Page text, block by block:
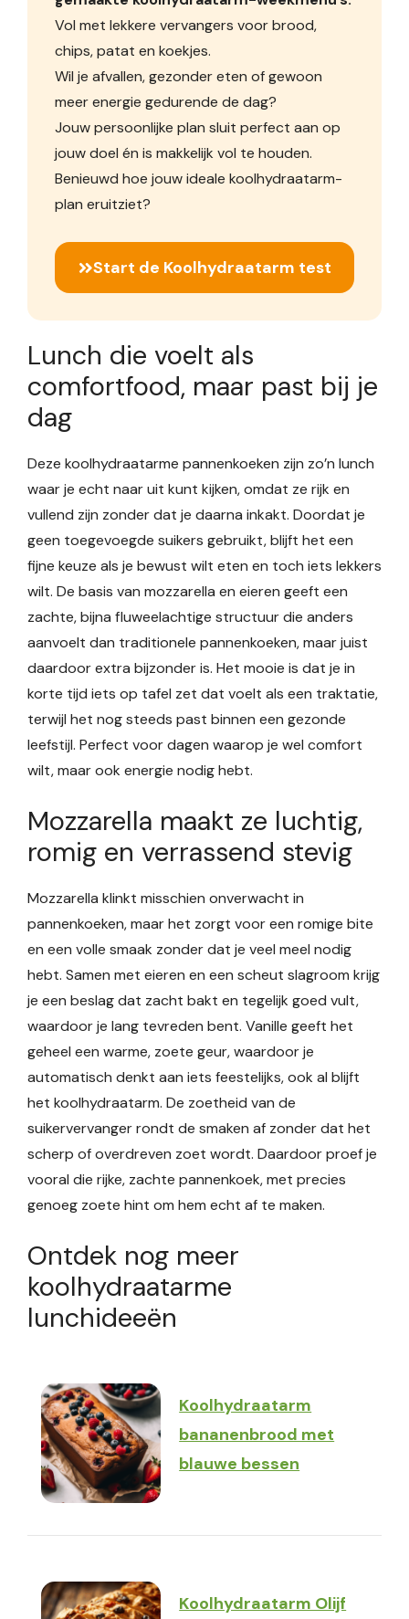
Vol met lekkere vervangers voor brood,
chips, patat en koekjes.
Wil je afvallen, gezonder eten of gewoon
meer energie gedurende de dag?
Jouw persoonlijke plan sluit perfect aan op
jouw doel én is makkelijk vol te houden.
Benieuwd hoe jouw ideale koolhydraatarm-
plan eruitziet?
Start de Koolhydraatarm test
Lunch die voelt als
comfortfood, maar past bij je
dag
Deze koolhydraatarme pannenkoeken zijn zo’n lunch
waar je echt naar uit kunt kijken, omdat ze rijk en
vullend zijn zonder dat je daarna inkakt. Doordat je
geen toegevoegde suikers gebruikt, blijft het een
fijne keuze als je bewust wilt eten en toch iets lekkers
wilt. De basis van mozzarella en eieren geeft een
zachte, bijna fluweelachtige structuur die anders
aanvoelt dan traditionele pannenkoeken, maar juist
daardoor extra bijzonder is. Het mooie is dat je in
korte tijd iets op tafel zet dat voelt als een traktatie,
terwijl het nog steeds past binnen een gezonde
leefstijl. Perfect voor dagen waarop je wel comfort
wilt, maar ook energie nodig hebt.
Mozzarella maakt ze luchtig,
romig en verrassend stevig
Mozzarella klinkt misschien onverwacht in
pannenkoeken, maar het zorgt voor een romige bite
en een volle smaak zonder dat je veel meel nodig
hebt. Samen met eieren en een scheut slagroom krijg
je een beslag dat zacht bakt en tegelijk goed vult,
waardoor je lang tevreden bent. Vanille geeft het
geheel een warme, zoete geur, waardoor je
automatisch denkt aan iets feestelijks, ook al blijft
het koolhydraatarm. De zoetheid van de
suikervervanger rondt de smaken af zonder dat het
scherp of overdreven zoet wordt. Daardoor proef je
vooral die rijke, zachte pannenkoek, met precies
genoeg zoete hint om hem echt af te maken.
Ontdek nog meer
koolhydraatarme
lunchideeën
Koolhydraatarm
bananenbrood met
blauwe bessen
Koolhydraatarm Olijf